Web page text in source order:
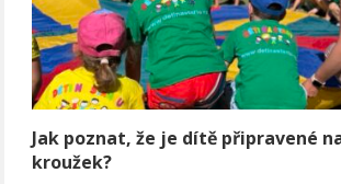
Jak poznat, že je dítě připravené
kroužek?